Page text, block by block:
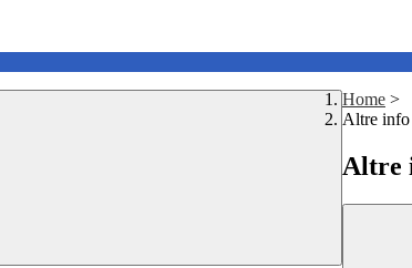
Home >
Altre info
Altre